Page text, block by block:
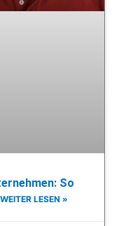
So
WEITER LESEN »